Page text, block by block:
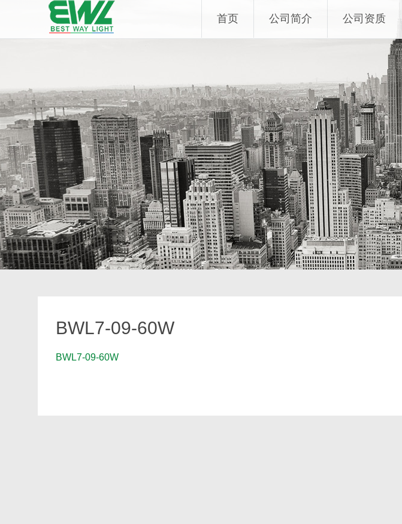
to
首页 公司简介 公司资质
BWL7-09-60W
BWL7-09-60W